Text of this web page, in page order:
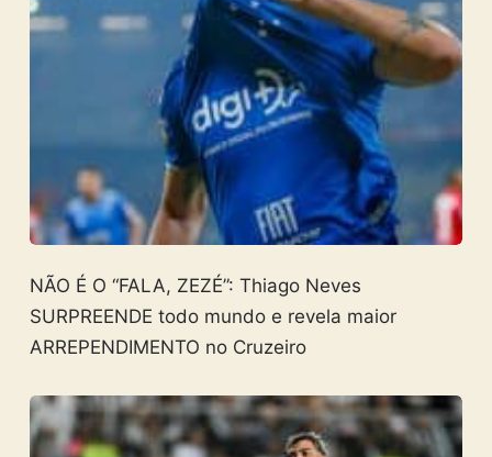
NÃO É O “FALA, ZEZÉ”: Thiago Neves
SURPREENDE todo mundo e revela maior
ARREPENDIMENTO no Cruzeiro